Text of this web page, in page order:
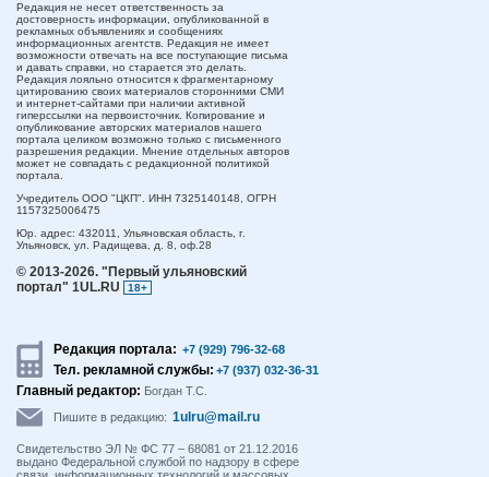
Редакция не несет ответственность за
достоверность информации, опубликованной в
рекламных объявлениях и сообщениях
информационных агентств. Редакция не имеет
возможности отвечать на все поступающие письма
и давать справки, но старается это делать.
Редакция лояльно относится к фрагментарному
цитированию своих материалов сторонними СМИ
и интернет-сайтами при наличии активной
гиперссылки на первоисточник. Копирование и
опубликование авторских материалов нашего
портала целиком возможно только с письменного
разрешения редакции. Мнение отдельных авторов
может не совпадать с редакционной политикой
портала.
Учредитель ООО "ЦКП". ИНН 7325140148, ОГРН
1157325006475
Юр. адрес: 432011, Ульяновская область, г.
Ульяновск, ул. Радищева, д. 8, оф.28
© 2013-2026. "Первый ульяновский
портал" 1UL.RU
18+
Редакция портала: +7 (929) 796-32-68
Тел. рекламной службы: +7 (937) 032-36-31
Главный редактор: Богдан Т.С.
Пишите в редакцию: 1ulru@mail.ru
Свидетельство ЭЛ № ФС 77 – 68081 от 21.12.2016
выдано Федеральной службой по надзору в сфере